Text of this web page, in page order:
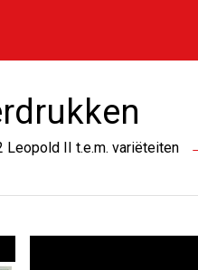
Leopold II t.e.m. variëteiten